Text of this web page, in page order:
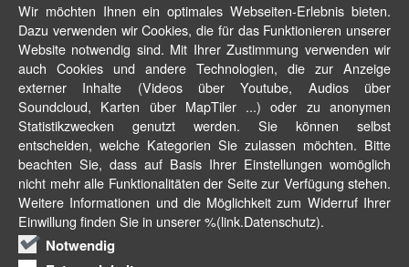
Wir möchten Ihnen ein optimales Webseiten-Erlebnis bieten.
Dazu verwenden wir Cookies, die für das Funktionieren unserer
Website notwendig sind. Mit Ihrer Zustimmung verwenden wir
auch Cookies und andere Technologien, die zur Anzeige
externer Inhalte (Videos über Youtube, Audios über
Soundcloud, Karten über MapTiler ...) oder zu anonymen
Statistikzwecken genutzt werden. Sie können selbst
entscheiden, welche Kategorien Sie zulassen möchten. Bitte
beachten Sie, dass auf Basis Ihrer Einstellungen womöglich
nicht mehr alle Funktionalitäten der Seite zur Verfügung stehen.
Weitere Informationen und die Möglichkeit zum Widerruf Ihrer
Einwillung finden Sie in unserer %(link.Datenschutz).
Notwendig